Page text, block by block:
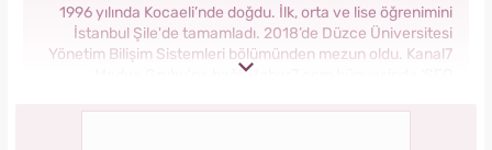
1996 yılında Kocaeli’nde doğdu. İlk, orta ve lise öğrenimini
İstanbul Şile'de tamamladı. 2018’de Düzce Üniversitesi
Yönetim Bilişim Sistemleri bölümünden mezun oldu. Kanal7
Medya Grubu’na bağlı Haber7.com bünyesinde ‘SEO